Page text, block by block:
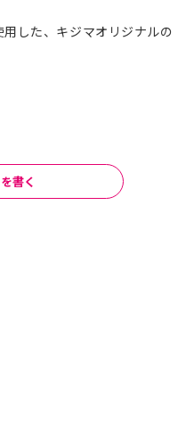
した、キジマオリジナルの
書く